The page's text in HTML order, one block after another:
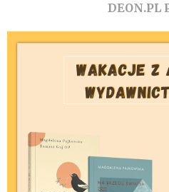
DEON.PL